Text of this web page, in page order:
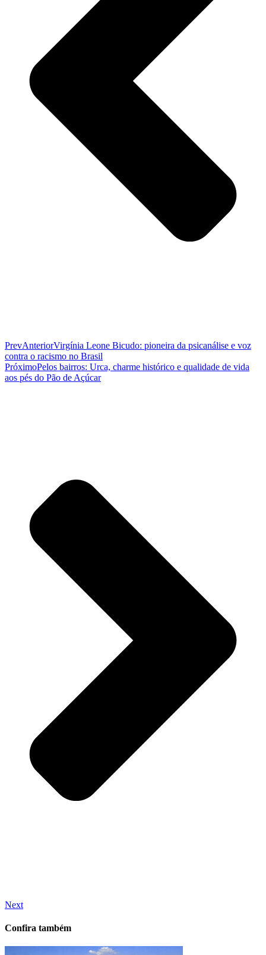
PrevAnteriorVirgínia Leone Bicudo: pioneira da psicanálise e voz
contra o racismo no Brasil
PróximoPelos bairros: Urca, charme histórico e qualidade de vida
aos pés do Pão de Açúcar
Next
Confira também